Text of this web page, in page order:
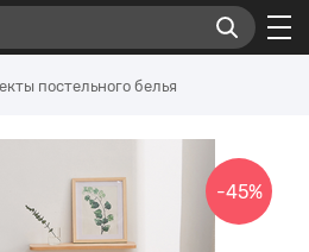
постельного белья
-45%